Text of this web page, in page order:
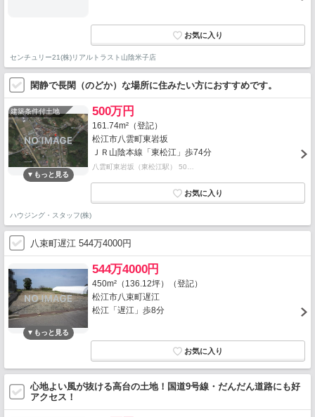
センチュリー21(株)リアルトラスト山陰米子店
閑静で長閑（のどか）な場所に住みたい方におすすめです。
建築条件付土地 500万円
161.74m²（登記）
松江市八雲町東岩坂
ＪＲ山陰本線「東松江」歩74分
八雲町東岩坂（東松江駅） 50…
ハウジング・スタッフ(株)
八束町遅江 544万4000円
544万4000円
450m²（136.12坪）（登記）
松江市八束町遅江
松江「遅江」歩8分
心地よい風が抜ける高台の土地！国道9号線・だんだん道路にも好
アクセス！